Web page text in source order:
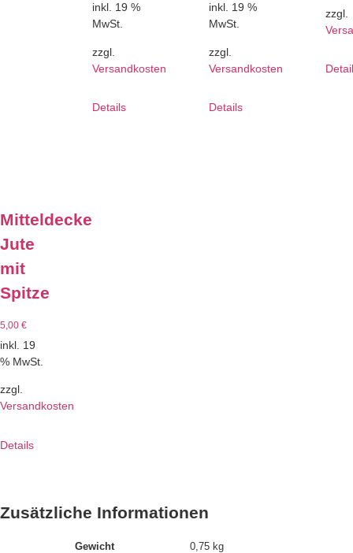
inkl. 19 %
MwSt.
zzgl.
Versandkosten
Details
inkl. 19 %
MwSt.
zzgl.
Versandkosten
Details
zzgl.
Mitteldecke
Jute
mit
Spitze
5,00 €
inkl. 19
% MwSt.
zzgl.
Versandkosten
Details
Zusätzliche Informationen
Gewicht 0,75 kg